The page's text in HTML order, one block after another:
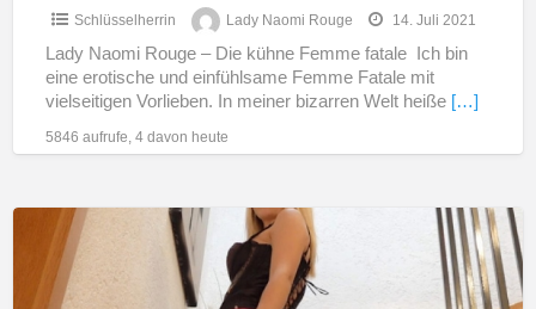
Schlüsselherrin Lady Naomi Rouge 14. Juli 2021
Lady Naomi Rouge – Die kühne Femme fatale ​ Ich bin
eine erotische und einfühlsame Femme Fatale mit
vielseitigen Vorlieben. In meiner bizarren Welt heiße […]
5846 aufrufe, 4 davon heute
letztes
Mal…